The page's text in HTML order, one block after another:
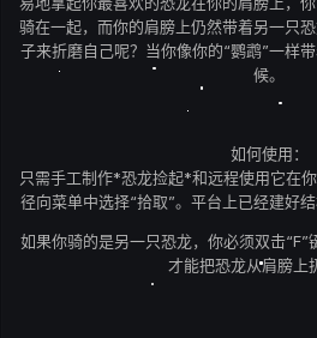
骑在一起，而你的肩膀上仍然带着另一只
子来折磨自己呢？当你像你的“鹦鹉”一样
候。
如何使用：
只需手工制作*恐龙捡起*和远程使用它在
径向菜单中选择“拾取”。平台上已经建好
如果你骑的是另一只恐龙，你必须双击“F”
才能把恐龙从肩膀上